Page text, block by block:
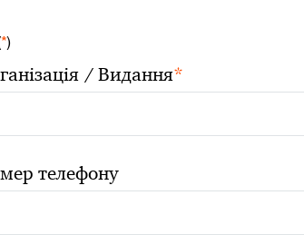
*)
/ Видання*
телефону